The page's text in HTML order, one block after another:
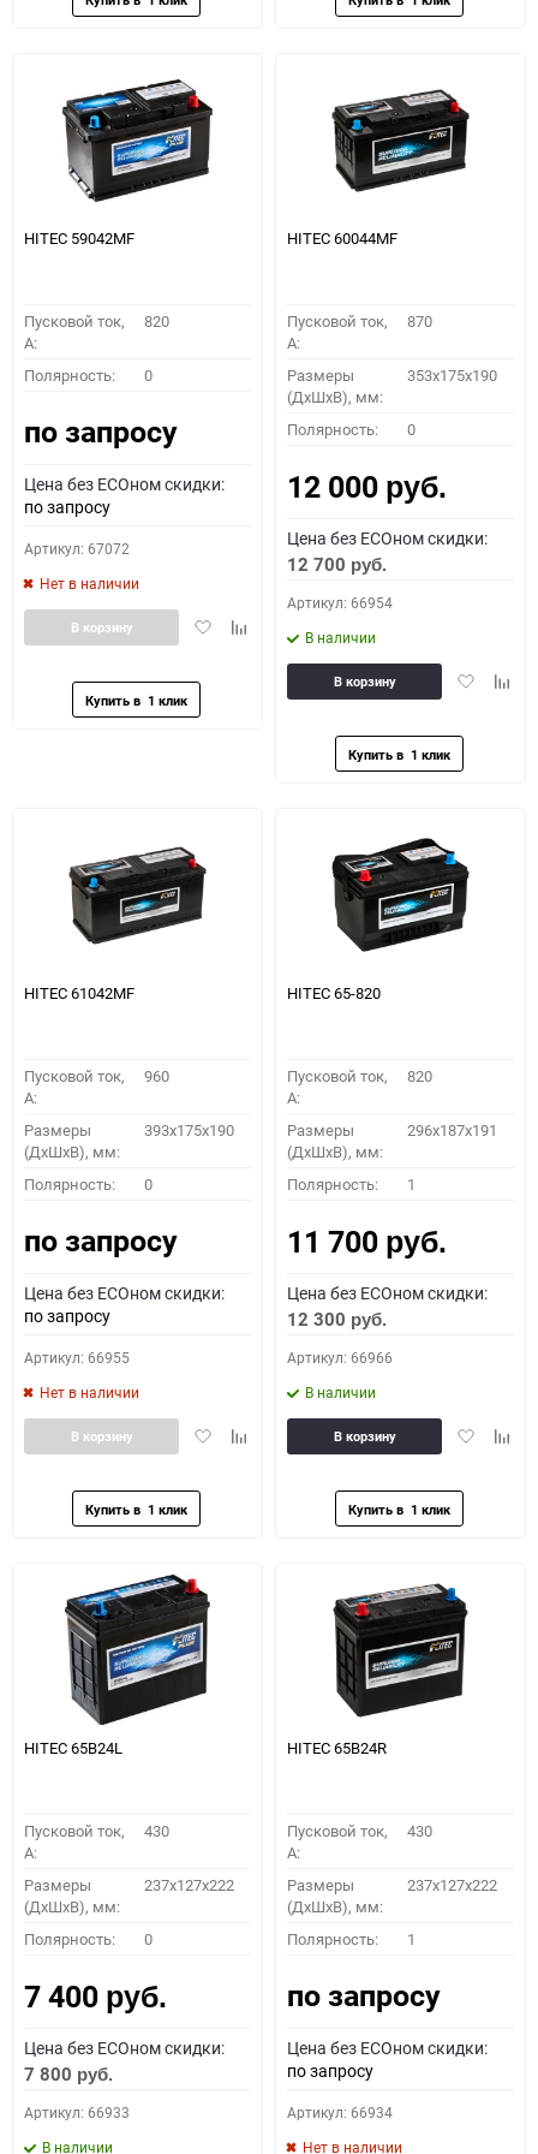
HITEC 59042MF
Пусковой ток,
A:
820
Полярность: 0
по запросу
Цена без ECOном скидки:
по запросу
Артикул: 67072
Нет в наличии
ДобавитьДобавить
сравнению
В корзину
HITEC 60044MF
Пусковой ток,
A:
870
Размеры
(ДхШхВ), мм:
353x175x190
Полярность: 0
12 000 руб.
Цена без ECOном скидки:
12 700 руб.
Артикул: 66954
В наличии
Добавить
В корзину
HITEC 61042MF
Пусковой ток,
A:
960
Размеры
(ДхШхВ), мм:
393x175x190
Полярность: 0
по запросу
Цена без ECOном скидки:
по запросу
Артикул: 66955
Нет в наличии
ДобавитьДобавить
В корзину
HITEC 65-820
Пусковой ток,
A:
820
Размеры
(ДхШхВ), мм:
296х187х191
Полярность: 1
11 700 руб.
Цена без ECOном скидки:
12 300 руб.
Артикул: 66966
В наличии
Добавить
В корзину
HITEC 65B24L
Пусковой ток,
A:
430
Размеры
(ДхШхВ), мм:
237x127x222
Полярность: 0
7 400 руб.
Цена без ECOном скидки:
7 800 руб.
Артикул: 66933
В наличии
HITEC 65B24R
Пусковой ток,
A:
430
Размеры
(ДхШхВ), мм:
237x127x222
Полярность: 1
по запросу
Цена без ECOном скидки:
по запросу
Артикул: 66934
Нет в наличии